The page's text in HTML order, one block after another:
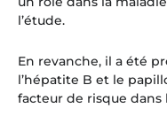
l’étude.
En revanche, il a été
l’hépatite B et le
facteur de risque dans